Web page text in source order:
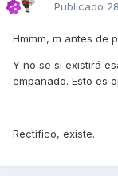
Publicado
Hmmm, m antes de
Y no se si existirá
empañado. Esto es
Rectifico, existe.